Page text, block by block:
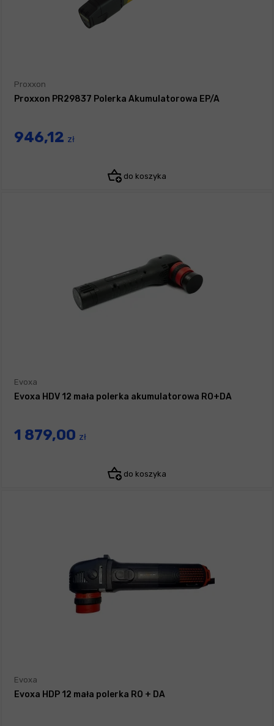
Proxxon
Proxxon PR29837 Polerka Akumulatorowa EP/A
946,12 zł
do koszyka
Evoxa
Evoxa HDV 12 mała polerka akumulatorowa RO+DA
1 879,00 zł
do koszyka
Evoxa
Evoxa HDP 12 mała polerka RO + DA